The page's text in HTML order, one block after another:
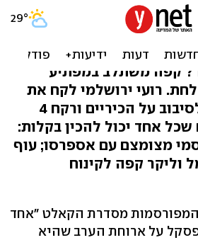
מבשלים עם
קפה משתלב במפתיע
רועי ירושלמי לקח את
מכונת האספרסו לסיבוב על הכיריים ורקח 4
אחד יכול להכין בקלות:
מצומצם עם אספרסו; עוף
וליקר קפה לקינוח
מסדרת הקאלט "אחד
פסקל על ארוחת הערב שהיא